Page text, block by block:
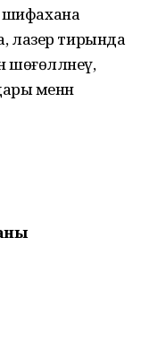
шифахана
лазер тирында
шөғөлләнеү,
менән